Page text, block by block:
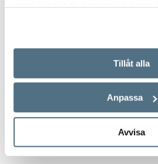
Tillåt alla
Anpassa
Avvisa